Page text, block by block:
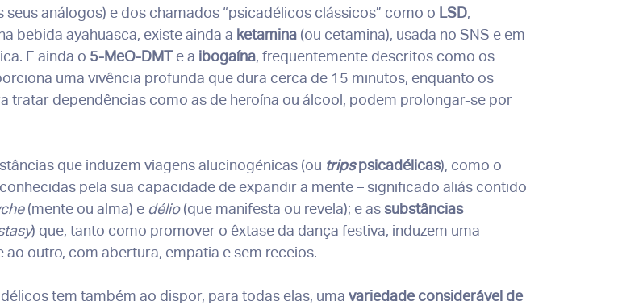
seus análogos) e dos chamados “psicadélicos clássicos” como o LSD,
bebida ayahuasca, existe ainda a ketamina (ou cetamina), usada no SNS e em
E ainda o 5-MeO-DMTe a ibogaína, frequentemente descritos como os
uma vivência profunda que dura cerca de 15 minutos, enquanto os
tratar dependências como as de heroína ou álcool, podem prolongar-se por
que induzem viagens alucinogénicas (ou tripspsicadélicas), como o
pela sua capacidade de expandir a mente – significado aliás contido
(mente ou alma) e délio(que manifesta ou revela); e assubstâncias
) que, tanto como promover o êxtase da dança festiva, induzem uma
outro, com abertura, empatia e sem receios.
tem também ao dispor, para todas elas, uma variedade considerável de